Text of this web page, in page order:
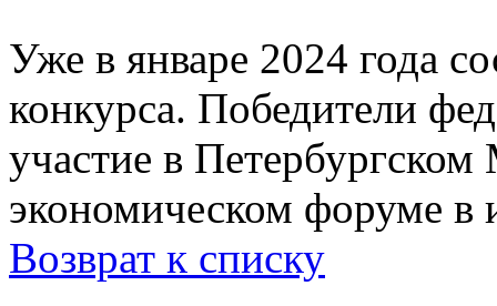
Уже в январе 2024 года
конкурса. Победители
участие в
экономическом форуме в
Возврат к списку